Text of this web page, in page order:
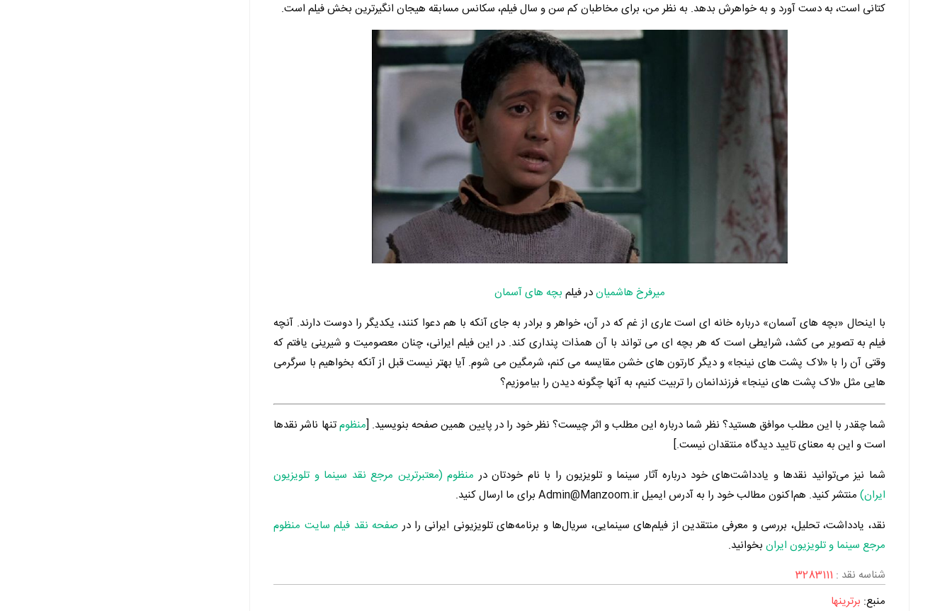
کتانی است، به دست آورد و به خواهرش بدهد. به نظر من، برای مخاطبان کم سن و سال فیلم، سکانس مسابقه هیجان انگیرترین بخش فیلم است.
میرفرخ هاشمیاندر فیلم بچه های آسمان
با اینحال «بچه های آسمان» درباره خانه ای است عاری از غم که در آن، خواهر و برادر به جای آنکه با هم دعوا کنند، یکدیگر را دوست دارند. آنچه
فیلم به تصویر می کشد، شرایطی است که هر بچه ای می تواند با آن همذات پنداری کند. در این فیلم ایرانی، چنان معصومیت و شیرینی یافتم که
وقتی آن را با «لاک پشت های نینجا» و دیگر کارتون های خشن مقایسه می کنم، شرمگین می شوم. آیا بهتر نیست قبل از آنکه بخواهیم با سرگرمی
هایی مثل «لاک پشت های نینجا» فرزندانمان را تربیت کنیم، به آنها چگونه دیدن را بیاموزیم؟
شما چقدر با این مطلب موافق هستید؟ نظر شما درباره این مطلب و اثر چیست؟ نظر خود را در پایین همین صفحه بنویسید. [منظومتنها ناشر نقدها
است و این به معنای تایید دیدگاه منتقدان نیست.]
شما نیز می‌توانید نقدها و یادداشت‌های خود درباره آثار سینما و تلویزیون را با نام خودتان در منظوم (معتبرترین مرجع نقد سینما و تلویزیون
ایران) منتشر کنید. هم‌اکنون مطالب خود را به آدرس ایمیل Admin@Manzoom.ir برای ما ارسال کنید.
نقد، یادداشت، تحلیل، بررسی و معرفی منتقدین از فیلم‌های سینمایی، سریال‌ها و برنامه‌های تلویزیونی ایرانی را در صفحه نقد فیلم سایت منظوم
مرجع سینما و تلویزیون ایران بخوانید.
شناسه نقد : 3283111
منبع: برترینها